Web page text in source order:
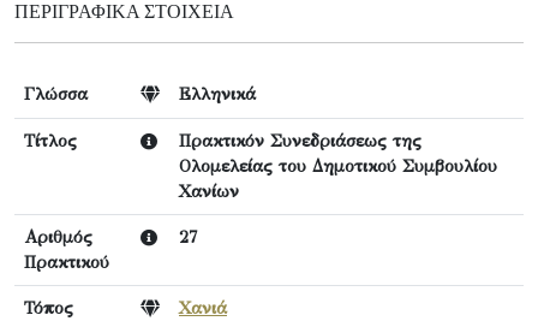
ΠΕΡΙΓΡΑΦΙΚΆ ΣΤΟΙΧΕΊΑ
Γλώσσα Ελληνικά
Τίτλος
Πρακτικόν Συνεδριάσεως της
Ολομελείας του Δημοτικού Συμβουλίου
Χανίων
Αριθμός
Πρακτικού
27
Τόπος Χανιά